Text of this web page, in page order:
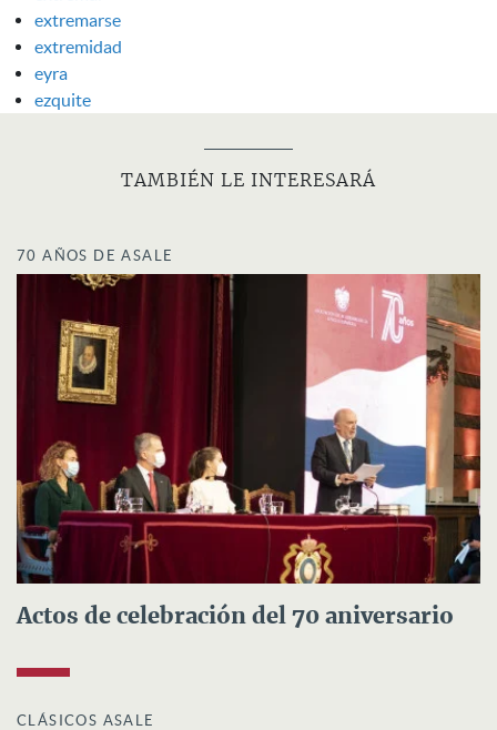
extremarse
extremidad
eyra
ezquite
TAMBIÉN LE INTERESARÁ
70 AÑOS DE ASALE
Actos de celebración del 70 aniversario
CLÁSICOS ASALE